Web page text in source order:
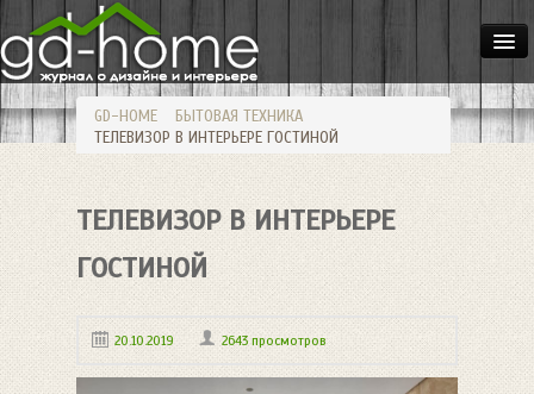
ДОМА
КВАРТИРЫ
ИНТЕРЬЕР
СТИЛИ
МЕБЕЛЬ
ОСВЕЩЕНИЕ
САД
GD-HOME
БЫТОВАЯ ТЕХНИКА
ТЕЛЕВИЗОР В ИНТЕРЬЕРЕ ГОСТИНОЙ
ТЕЛЕВИЗОР В ИНТЕРЬЕРЕ
ГОСТИНОЙ
20.10.2019 2643 просмотров